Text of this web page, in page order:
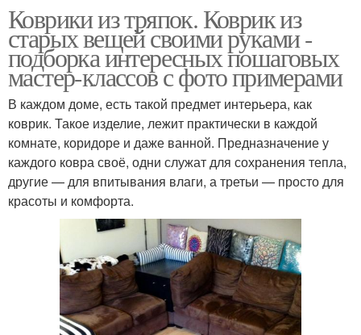
Коврики из тряпок. Коврик из
старых вещей своими руками -
подборка интересных пошаговых
мастер-классов с фото примерами
В каждом доме, есть такой предмет интерьера, как
коврик. Такое изделие, лежит практически в каждой
комнате, коридоре и даже ванной. Предназначение у
каждого ковра своё, одни служат для сохранения тепла,
другие — для впитывания влаги, а третьи — просто для
красоты и комфорта.